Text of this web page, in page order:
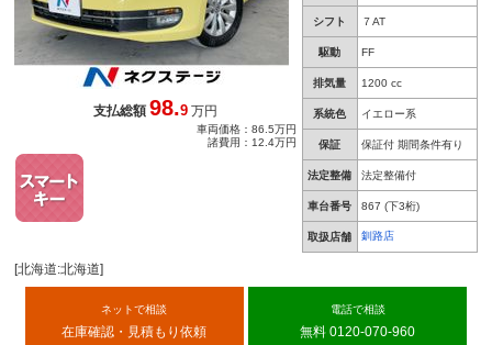
シフト ７AT
駆動 FF
排気量 1200 cc
系統色 イエロー系
保証 保証付 期間条件有り
法定整備 法定整備付
車台番号 867 (下3桁)
取扱店舗 釧路店
支払総額98.9 万円
車両価格：86.5万円
諸費用：12.4万円
[北海道:北海道]
ネットで相談
在庫確認・見積もり依頼
電話で相談
無料 0120-070-960